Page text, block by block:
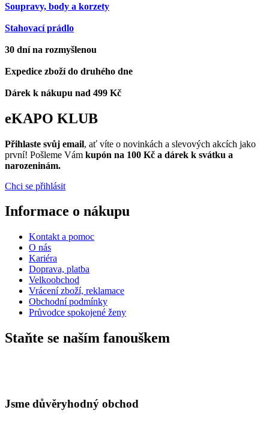
Soupravy, body a korzety
Stahovací prádlo
30 dní na rozmyšlenou
Expedice zboží do druhého dne
Dárek k nákupu nad 499 Kč
eKAPO KLUB
Přihlaste svůj email, ať víte o novinkách a slevových akcích jako
první! Pošleme Vám kupón na 100 Kč a dárek k svátku a
narozeninám.
Chci se přihlásit
Informace o nákupu
Kontakt a pomoc
O nás
Kariéra
Doprava, platba
Velkoobchod
Vrácení zboží, reklamace
Obchodní podmínky
Průvodce spokojené ženy
Staňte se naším fanouškem
Jsme důvěryhodný obchod